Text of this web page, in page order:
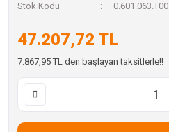
Stok Kodu
0.601.063.T00
47.207,72 TL
7.867,95 TL den başlayan taksitlerle!!